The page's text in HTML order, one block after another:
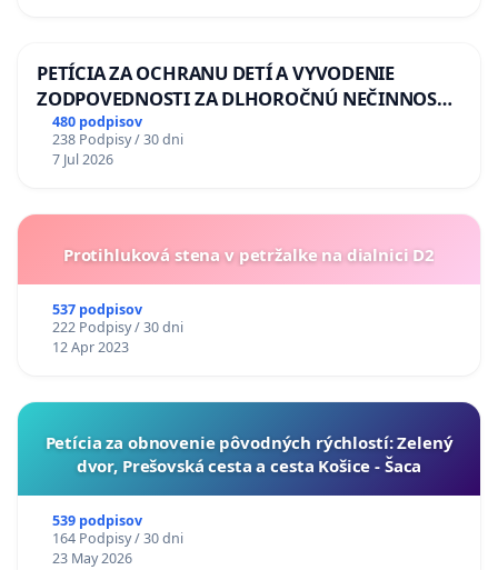
PETÍCIA ZA OCHRANU DETÍ A VYVODENIE
ZODPOVEDNOSTI ZA DLHOROČNÚ NEČINNOSŤ
A ZLYHANIE ŠTÁTU
480 podpisov
238 Podpisy / 30 dni
7 Jul 2026
Protihluková stena v petržalke na dialnici D2
537 podpisov
222 Podpisy / 30 dni
12 Apr 2023
​Petícia za obnovenie pôvodných rýchlostí: Zelený
dvor, Prešovská cesta a cesta Košice - Šaca
539 podpisov
164 Podpisy / 30 dni
23 May 2026